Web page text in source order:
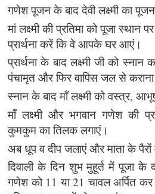
गणेश पूजन के बाद देवी लक्ष्मी का
मां लक्ष्मी की प्रतिमा को पूजा
प्रार्थना करें कि वे आपके घर आएं।
प्रार्थना के बाद लक्ष्मी जी को
पंचामृत और फिर वापिस जल से
स्नान के बाद माँ लक्ष्मी को वस्त्र,
माँ लक्ष्मी और भगवान गणेश की
कुमकुम का तिलक लगाएं।
अब धूप व दीप जलाएं और माता के
दिवाली के दिन शुभ मुहूर्त में पूजा के
गणेश को 11 या 21 चावल अर्पित